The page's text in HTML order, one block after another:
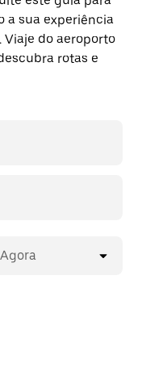
a sua experiência
Viaje do aeroporto
rotas e
Agora